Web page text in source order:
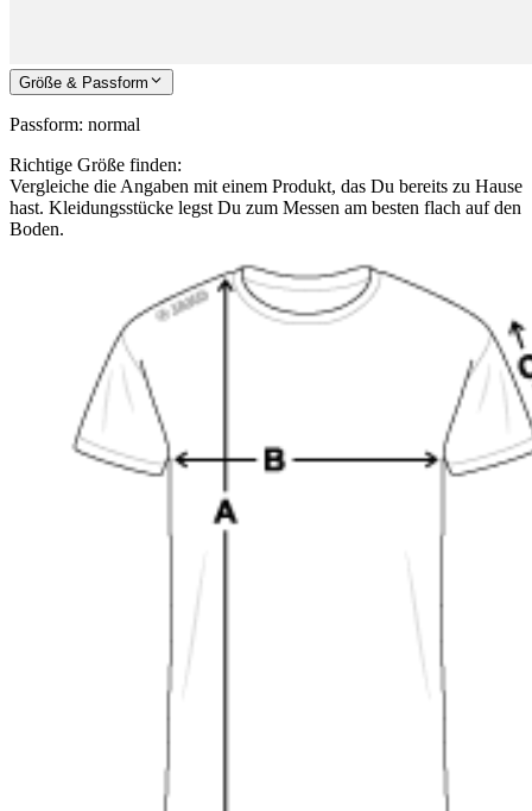
Größe & Passform
Passform: normal
Richtige Größe finden:
Vergleiche die Angaben mit einem Produkt, das Du bereits zu Hause
hast. Kleidungsstücke legst Du zum Messen am besten flach auf den
Boden.